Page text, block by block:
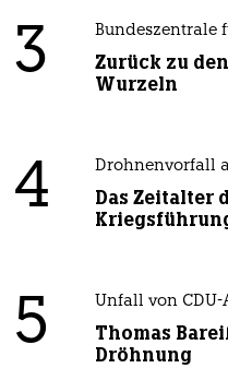
3 Bundeszentrale
Zurück zu
Wurzeln
4 Drohnenvorfall
Das Zeitalter
5 Unfall von
Thomas
Dröhnung